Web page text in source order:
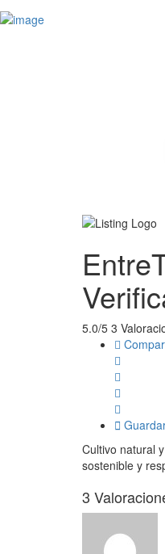
Añadir Negocio
Actualidad
5.0/5 3
Cultivo natural
sostenible y
3